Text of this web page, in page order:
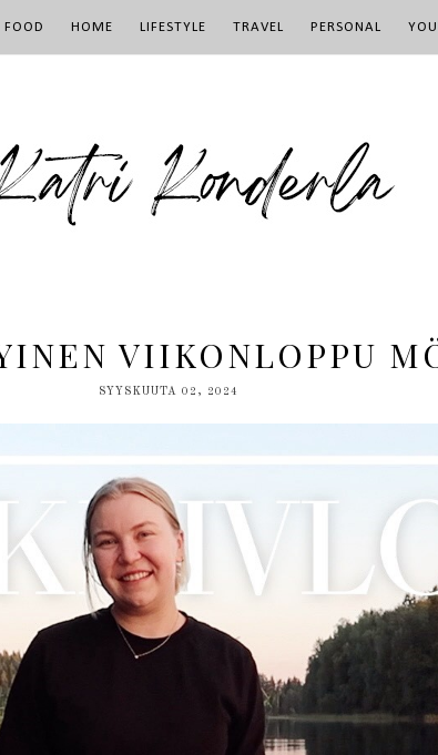
FOOD HOME LIFESTYLE TRAVEL PERSONAL
VIIKONLOPPU
SYYSKUUTA 02, 2024